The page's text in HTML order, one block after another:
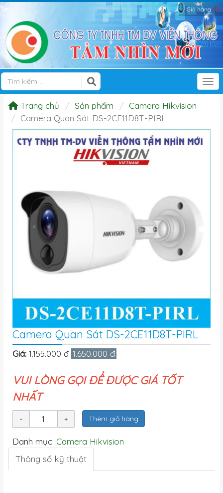
Giỏ hàng (0)
Trang chủ Sản phẩm
Camera Hikvision
Camera Quan Sát DS-2CE11D8T-PIRL
Camera Quan Sát DS-2CE11D8T-PIRL
Giá: 1.155.000 đ 1.650.000 đ
VUI LÒNG GỌI ĐỂ ĐƯỢC GIÁ TỐT
NHẤT
Thêm giỏ hàng
Danh mục: Camera Hikvision
Thông số kỹ thuật